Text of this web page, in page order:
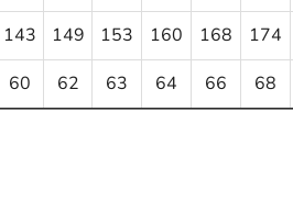
143 149 153 160 168 174
60 62 63 64 66 68